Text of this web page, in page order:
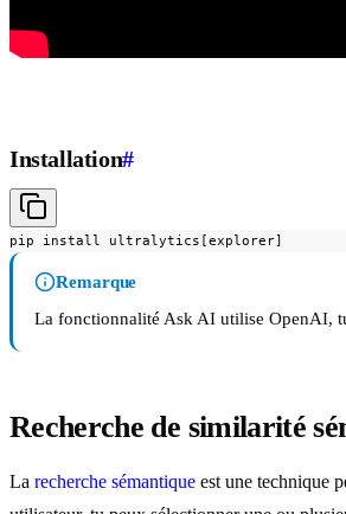
Installation#
pip install ultralytics[explorer]
Remarque
La fonctionnalité Ask AI utilise OpenAI,
Recherche de similarité
La recherche sémantique est une technique